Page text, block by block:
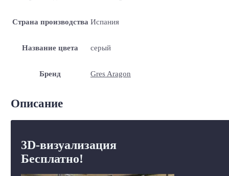
Страна производства Испания
Название цвета серый
Бренд Gres Aragon
Описание
3D-визуализация
Бесплатно!